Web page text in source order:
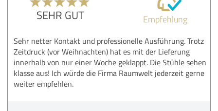
SEHR GUT Empfehlung
Sehr netter Kontakt und professionelle Ausführung. Trotz
Zeitdruck (vor Weihnachten) hat es mit der Lieferung
innerhalb von nur einer Woche geklappt. Die Stühle sehen
klasse aus! Ich würde die Firma Raumwelt jederzeit gerne
weiter empfehlen.